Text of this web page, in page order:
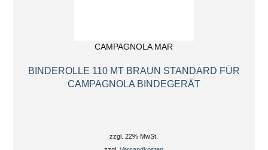
CAMPAGNOLA MAR
BINDEROLLE 110 MT BRAUN STANDARD FÜR
CAMPAGNOLA BINDEGERÄT
zzgl. 22% MwSt.